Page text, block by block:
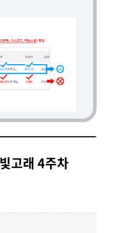
고래 4주차